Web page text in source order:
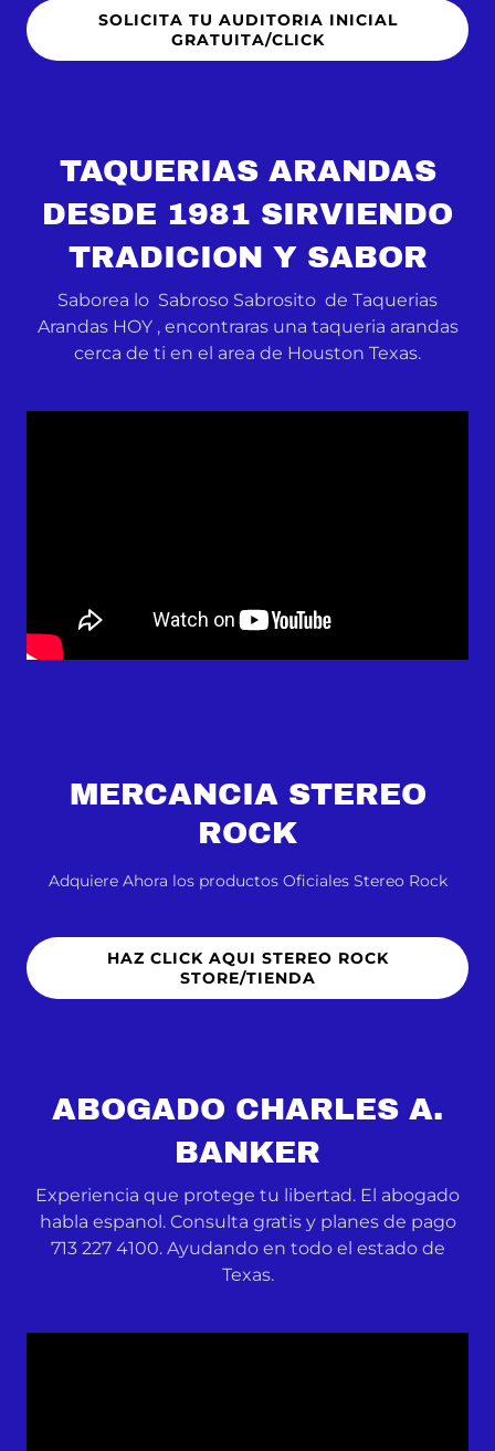
SOLICITA TU AUDITORIA INICIAL
GRATUITA/CLICK
TAQUERIAS ARANDAS
DESDE 1981 SIRVIENDO
TRADICION Y SABOR
Saborea lo Sabroso Sabrosito de Taquerias
Arandas HOY , encontraras una taqueria arandas
cerca de ti en el area de Houston Texas.
MERCANCIA STEREO
ROCK
Adquiere Ahora los productos Oficiales Stereo Rock
HAZ CLICK AQUI STEREO ROCK
STORE/TIENDA
ABOGADO CHARLES A.
BANKER
Experiencia que protege tu libertad. El abogado
habla espanol. Consulta gratis y planes de pago
713 227 4100. Ayudando en todo el estado de
Texas.